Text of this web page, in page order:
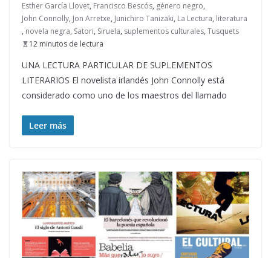
Esther García Llovet, Francisco Bescós, género negro,
John Connolly, Jon Arretxe, Junichiro Tanizaki, La Lectura, literatura
, novela negra, Satori, Siruela, suplementos culturales, Tusquets
12 minutos de lectura
UNA LECTURA PARTICULAR DE SUPLEMENTOS
LITERARIOS El novelista irlandés John Connolly está
considerado como uno de los maestros del llamado
Leer más